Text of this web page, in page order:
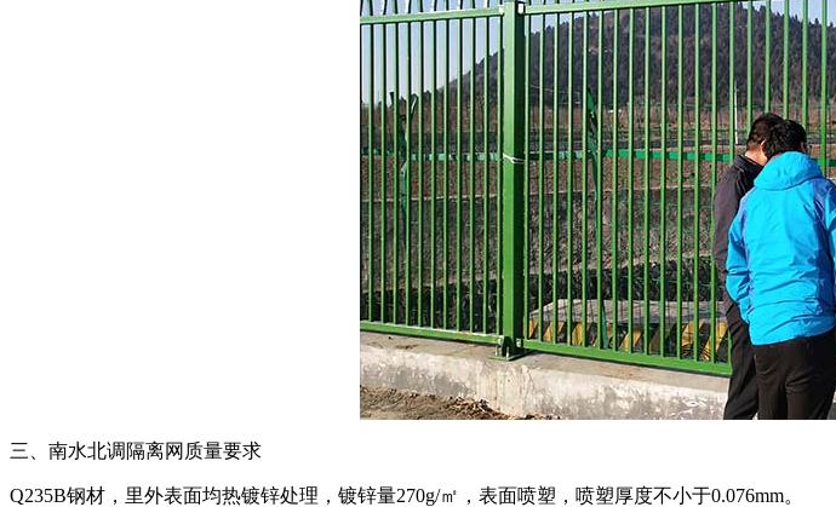
三、南水北调隔离网质量要求
Q235B钢材，里外表面均热镀锌处理，镀锌量270g/㎡，表面喷塑，喷塑厚度不小于0.076mm。